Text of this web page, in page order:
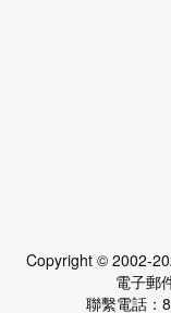
Copyright © 2002-
電子郵
聯繫電話